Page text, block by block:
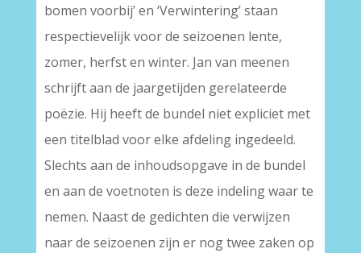
bomen voorbij’ en ‘Verwintering’ staan
respectievelijk voor de seizoenen lente,
zomer, herfst en winter. Jan van meenen
schrijft aan de jaargetijden gerelateerde
poëzie. Hij heeft de bundel niet expliciet met
een titelblad voor elke afdeling ingedeeld.
Slechts aan de inhoudsopgave in de bundel
en aan de voetnoten is deze indeling waar te
nemen. Naast de gedichten die verwijzen
naar de seizoenen zijn er nog twee zaken op